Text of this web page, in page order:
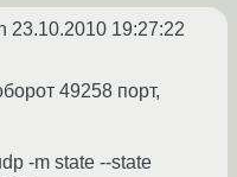
23.10.2010 19:27:22
49258 порт,
-m state --state